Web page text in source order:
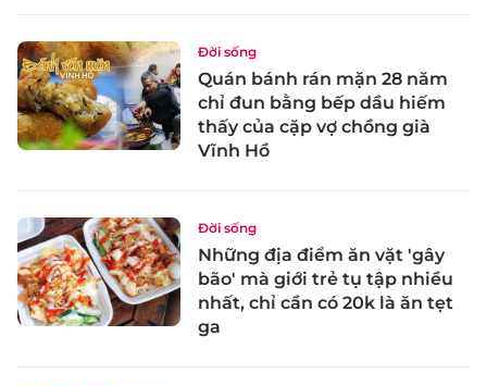
Đời sống
Quán bánh rán mặn 28 năm
chỉ đun bằng bếp dầu hiếm
thấy của cặp vợ chồng già
Vĩnh Hồ
Đời sống
Những địa điểm ăn vặt 'gây
bão' mà giới trẻ tụ tập nhiều
nhất, chỉ cần có 20k là ăn tẹt
ga